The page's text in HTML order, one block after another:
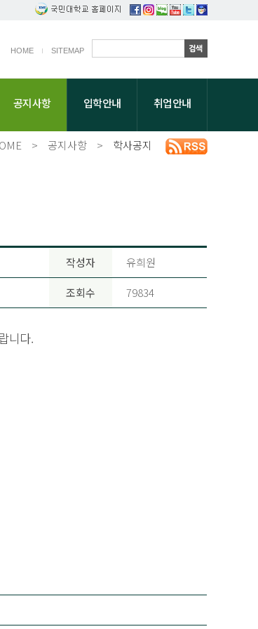
HOME SITEMAP
공지사항 입학안내 취업안내
> 공지사항 > 학사공지
작성자 유희원
조회수 79834
니다.